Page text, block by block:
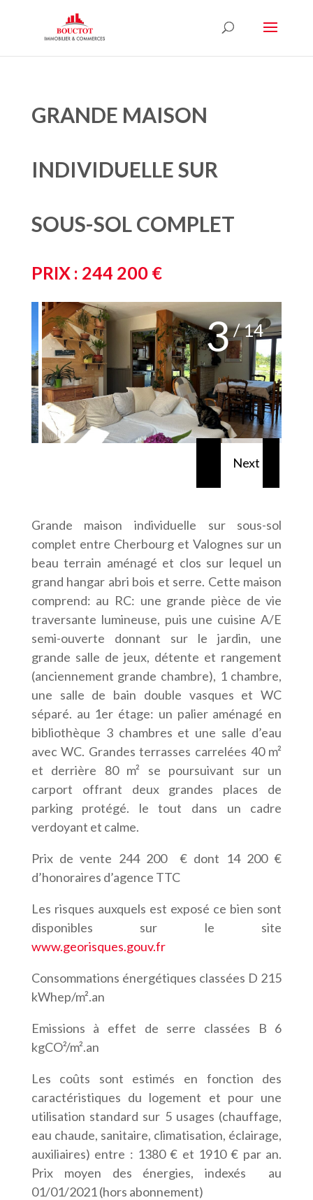
GRANDE MAISON
INDIVIDUELLE SUR
SOUS-SOL COMPLET
PRIX : 244 200 €
3/ 14
Grande maison individuelle sur sous-sol
complet entre Cherbourg et Valognes sur un
beau terrain aménagé et clos sur lequel un
grand hangar abri bois et serre. Cette maison
comprend: au RC: une grande pièce de vie
traversante lumineuse, puis une cuisine A/E
semi-ouverte donnant sur le jardin, une
grande salle de jeux, détente et rangement
(anciennement grande chambre), 1 chambre,
une salle de bain double vasques et WC
séparé. au 1er étage: un palier aménagé en
bibliothèque 3 chambres et une salle d’eau
avec WC. Grandes terrasses carrelées 40 m²
et derrière 80 m² se poursuivant sur un
carport offrant deux grandes places de
parking protégé. le tout dans un cadre
verdoyant et calme.
Prix de vente 244 200 € dont 14 200 €
d’honoraires d’agence TTC
Les risques auxquels est exposé ce bien sont
disponibles sur le site
www.georisques.gouv.fr
Consommations énergétiques classées D 215
kWhep/m².an
Emissions à effet de serre classées B 6
kgCO²/m².an
Les coûts sont estimés en fonction des
caractéristiques du logement et pour une
utilisation standard sur 5 usages (chauffage,
eau chaude, sanitaire, climatisation, éclairage,
auxiliaires) entre : 1380 € et 1910 € par an.
Prix moyen des énergies, indexés au
01/01/2021 (hors abonnement)